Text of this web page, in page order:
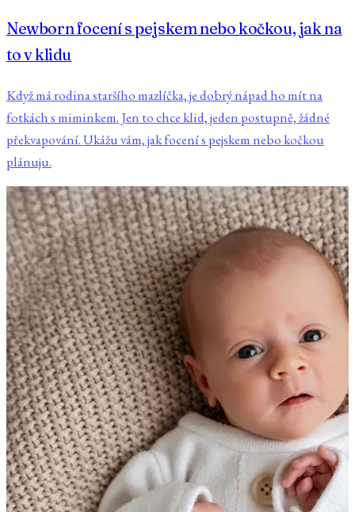
Newborn focení s pejskem nebo kočkou, jak na
to v klidu
Když má rodina staršího mazlíčka, je dobrý nápad ho mít na
fotkách s miminkem. Jen to chce klid, jeden postupně, žádné
překvapování. Ukážu vám, jak focení s pejskem nebo kočkou
plánuju.